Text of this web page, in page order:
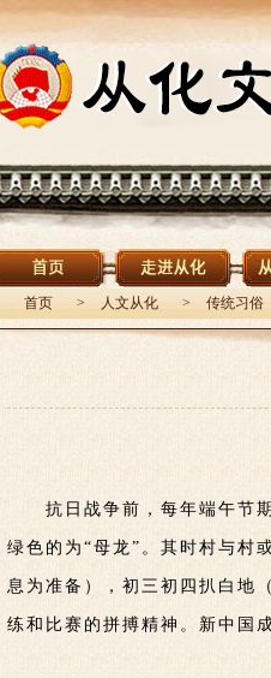
首页 > 人文从化 > 传统习俗
抗日战争前，每年端午节
绿色的为“母龙”。其时村与村
息为准备），初三初四扒白地
练和比赛的拼搏精神。新中国